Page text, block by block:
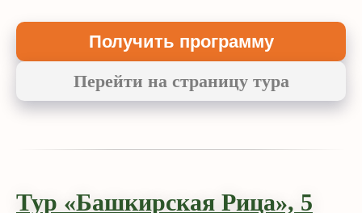
Получить программу
Перейти на страницу тура
Тур «Башкирская Рица», 5